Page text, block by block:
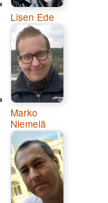
Lisen Ede
Marko
Niemelä